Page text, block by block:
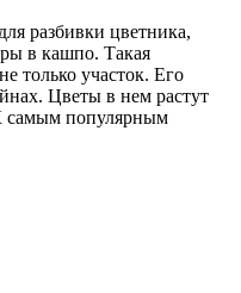
разбивки цветника,
в кашпо. Такая
только участок. Его
Цветы в нем растут
самым популярным